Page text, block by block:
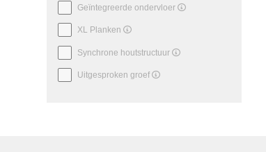
Geïntegreerde ondervloer
XL Planken
Synchrone houtstructuur
Uitgesproken groef